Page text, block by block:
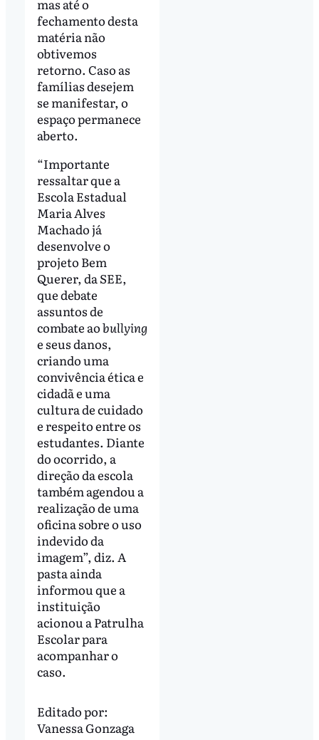
mas até o
fechamento desta
matéria não
obtivemos
retorno. Caso as
famílias desejem
se manifestar, o
espaço permanece
aberto.
“Importante
ressaltar que a
Escola Estadual
Maria Alves
Machado já
desenvolve o
projeto Bem
Querer, da SEE,
que debate
assuntos de
combate aobullying
e seus danos,
criando uma
convivência ética e
cidadã e uma
cultura de cuidado
e respeito entre os
estudantes. Diante
do ocorrido, a
direção da escola
também agendou a
realização de uma
oficina sobre o uso
indevido da
imagem”, diz. A
pasta ainda
informou que a
instituição
acionou a Patrulha
Escolar para
acompanhar o
caso.
Editado por:
Vanessa Gonzaga